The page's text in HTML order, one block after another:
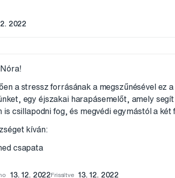
2022
a stressz forrásának a megszűnésével ez
egy éjszakai harapásemelőt, amely
is csillapodni fog, és megvédi egymástól a két
kíván:
csapata
13. 12. 2022Frissítve 13. 12. 2022